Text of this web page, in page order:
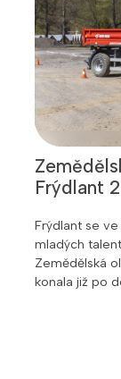
Frýdlant
Frýdlant se
mladých
Zemědělská
konala již po